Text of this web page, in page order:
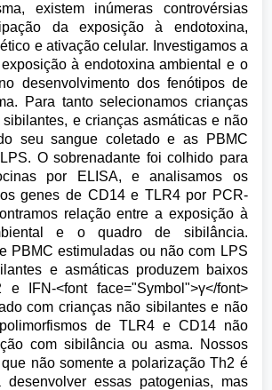
existem inúmeras controvérsias
da exposição à endotoxina,
e ativação celular. Investigamos a
à endotoxina ambiental e o
desenvolvimento dos fenótipos de
Para tanto selecionamos crianças
e crianças asmáticas e não
seu sangue coletado e as PBMC
O sobrenadante foi colhido para
por ELISA, e analisamos os
genes de CD14 e TLR4 por PCR-
relação entre a exposição à
e o quadro de sibilância.
PBMC estimuladas ou não com LPS
e asmáticas produzem baixos
IFN-<font face="Symbol">γ</font>
com crianças não sibilantes e não
de TLR4 e CD14 não
com sibilância ou asma. Nossos
não somente a polarização Th2 é
desenvolver essas patogenias, mas